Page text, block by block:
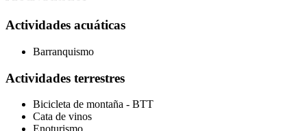
Actividades acuáticas
Barranquismo
Actividades terrestres
Bicicleta de montaña - BTT
Cata de vinos